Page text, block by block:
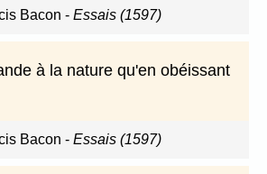
Bacon - Essais (1597)
à la nature qu'en obéissant
Bacon - Essais (1597)